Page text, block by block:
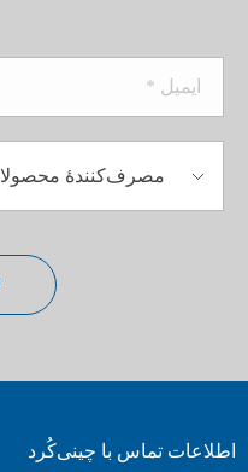
اطلاعات تماس با چینی‌کُرد